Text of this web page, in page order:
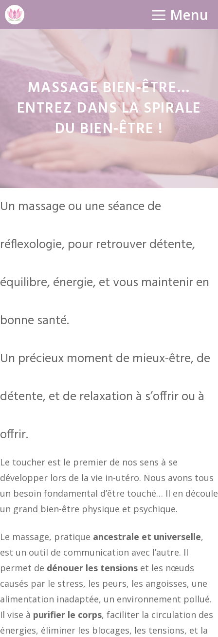
Aller
au
Menu
MASSAGE BIEN-ÊTRE…
ENTREZ DANS LA SPIRALE
DU BIEN-ÊTRE !
Un massage ou une séance de
réflexologie, pour retrouver détente,
équilibre, énergie, et vous maintenir en
bonne santé.
Un précieux moment de mieux-être, de
détente, et de relaxation à s’offrir ou à
offrir.
Le toucher est le premier de nos sens à se
développer lors de la vie in-utéro. Nous avons tous
un besoin fondamental d’être touché… Il en découle
un grand bien-être physique et psychique.
Le massage, pratique ancestrale et universelle,
est un outil de communication avec l’autre. Il
permet de dénouer les tensions et les nœuds
causés par le stress, les peurs, les angoisses, une
alimentation inadaptée, un environnement pollué.
Il vise à purifier le corps, faciliter la circulation des
énergies, éliminer les blocages, les tensions, et la